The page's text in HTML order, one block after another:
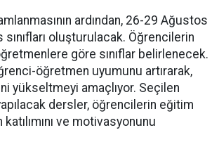
ardından, 26-29 Ağustos
oluşturulacak. Öğrencilerin
göre sınıflar belirlenecek.
öğretmen uyumunu artırarak,
yükseltmeyi amaçlıyor. Seçilen
dersler, öğrencilerin eğitim
ve motivasyonunu